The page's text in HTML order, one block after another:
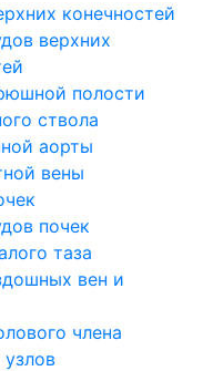
конечностей
верхних
полости
ствола
аорты
вены
почек
таза
вен и
члена